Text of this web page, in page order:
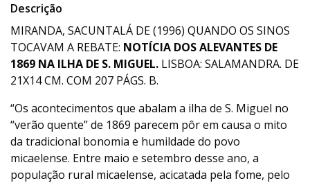
Descrição
MIRANDA, SACUNTALÁ DE (1996) QUANDO OS SINOS
TOCAVAM A REBATE: NOTÍCIA DOS ALEVANTES DE
1869 NA ILHA DE S. MIGUEL. LISBOA: SALAMANDRA. DE
21X14 CM. COM 207 PÁGS. B.
“Os acontecimentos que abalam a ilha de S. Miguel no
“verão quente” de 1869 parecem pôr em causa o mito
da tradicional bonomia e humildade do povo
micaelense. Entre maio e setembro desse ano, a
população rural micaelense, acicatada pela fome, pelo